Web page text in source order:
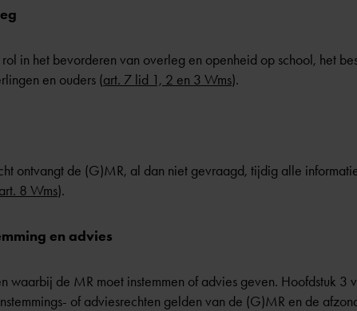
in het bevorderen van overleg en openheid op school, het
en ouders (art. 7 lid 1, 2 en 3 Wms).
ontvangt de (G)MR, al dan niet gevraagd, tijdig alle
art. 8 Wms).
en advies
waarbij de MR moet instemmen of advies geven. Hoofdstuk 3
of adviesrechten gelden van de (G)MR en de